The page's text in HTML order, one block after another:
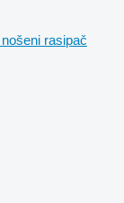
rasipač